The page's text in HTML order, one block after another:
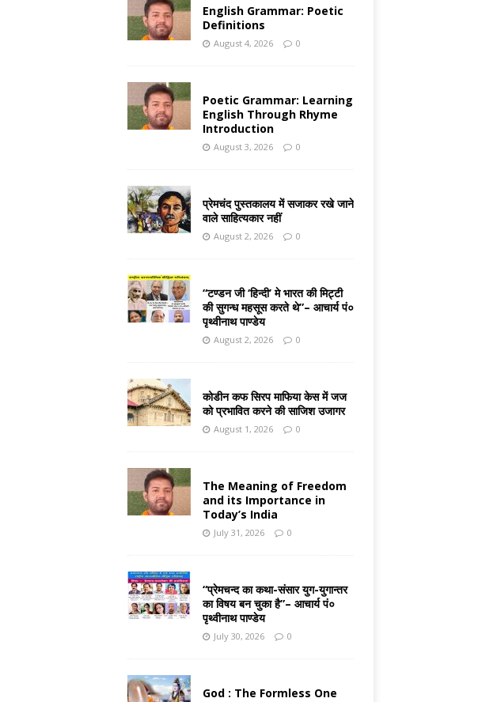
English Grammar: Poetic
Definitions
August 4, 2026 0
Poetic Grammar: Learning
English Through Rhyme
Introduction
August 3, 2026 0
प्रेमचंद पुस्तकालय में सजाकर रखे जाने
वाले साहित्यकार नहीं
August 2, 2026 0
“टण्डन जी ‘हिन्दी’ मे भारत की मिट्टी
की सुगन्ध महसूस करते थे”– आचार्य पं०
पृथ्वीनाथ पाण्डेय
August 2, 2026 0
कोडीन कफ सिरप माफिया केस में जज
को प्रभावित करने की साजिश उजागर
August 1, 2026 0
The Meaning of Freedom
and its Importance in
Today’s India
July 31, 2026 0
“प्रेमचन्द का कथा-संसार युग-युगान्तर
का विषय बन चुका है”– आचार्य पं०
पृथ्वीनाथ पाण्डेय
July 30, 2026 0
God : The Formless One